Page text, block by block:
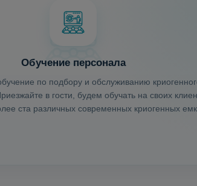
Обучение персонала
по подбору и обслуживанию
в гости, будем обучать на своих
ста различных современных криогенных